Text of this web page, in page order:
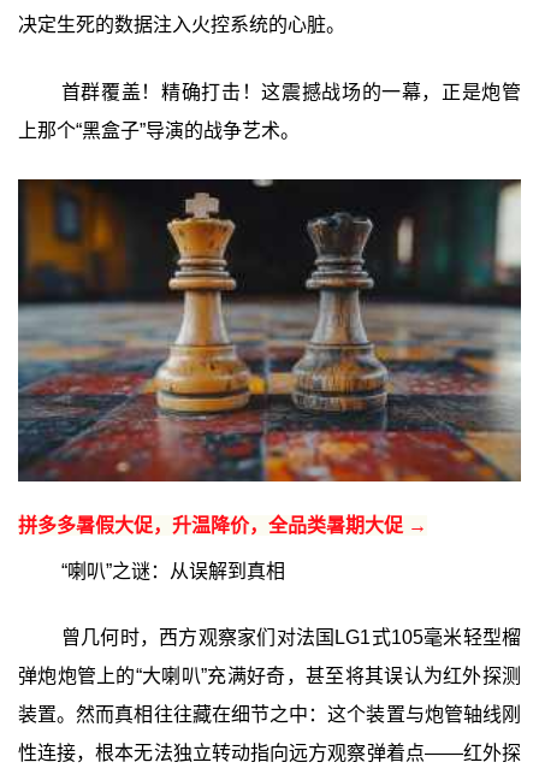
决定生死的数据注入火控系统的心脏。
首群覆盖！精确打击！这震撼战场的一幕，正是炮管
上那个“黑盒子”导演的战争艺术。
拼多多暑假大促，升温降价，全品类暑期大促 →
“喇叭”之谜：从误解到真相
曾几何时，西方观察家们对法国LG1式105毫米轻型榴
弹炮炮管上的“大喇叭”充满好奇，甚至将其误认为红外探测
装置。然而真相往往藏在细节之中：这个装置与炮管轴线刚
性连接，根本无法独立转动指向远方观察弹着点——红外探